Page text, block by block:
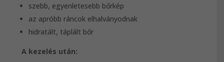
szebb, egyenletesebb bőrkép
az apróbb ráncok elhalványodnak
hidratált, táplált bőr
A kezelés után: